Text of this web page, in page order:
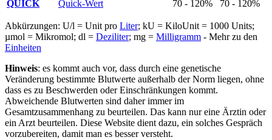
QUICK
Quick-Wert 70 - 120% 70 - 120%
Abkürzungen: U/l = Unit pro Liter; kU = KiloUnit = 1000 Units;
µmol = Mikromol; dl = Deziliter; mg = Milligramm - Mehr zu den
Einheiten
Hinweis: es kommt auch vor, dass durch eine genetische
Veränderung bestimmte Blutwerte außerhalb der Norm liegen, ohne
dass es zu Beschwerden oder Einschränkungen kommt.
Abweichende Blutwerten sind daher immer im
Gesamtzusammenhang zu beurteilen. Das kann nur eine Ärztin oder
ein Arzt beurteilen. Diese Website dient dazu, ein solches Gespräch
vorzubereiten, damit man es besser versteht.